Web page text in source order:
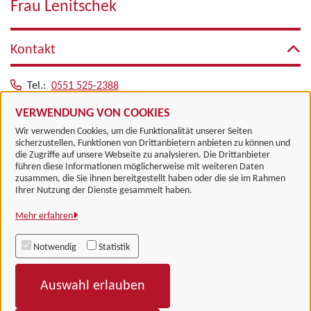
VERWENDUNG VON COOKIES
Wir verwenden Cookies, um die Funktionalität unserer Seiten
sicherzustellen, Funktionen von Drittanbietern anbieten zu können und
die Zugriffe auf unsere Webseite zu analysieren. Die Drittanbieter
führen diese Informationen möglicherweise mit weiteren Daten
zusammen, die Sie ihnen bereitgestellt haben oder die sie im Rahmen
Ihrer Nutzung der Dienste gesammelt haben.
Mehr erfahren
Notwendig Statistik
Auswahl erlauben
Frau Lenitschek
Kontakt
Tel.: 0551 525-2388
E-Mail:lenitschek@landkreisgoettingen.de
Landkreis Göttingen
Alle Rechte vorbehalten